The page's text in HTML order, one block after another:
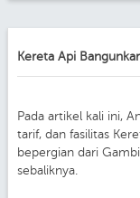
Kereta Api
Pada artikel kali ini,
tarif, dan fasilitas
bepergian dari
sebaliknya.